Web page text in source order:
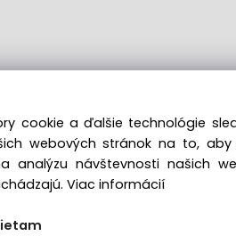
uzavretej na diaľku bez
lapex.sk, All rights reserved
cookie a ďalšie technológie
webových stránok na to,
analýzu návštevnosti našich
Viac informácií